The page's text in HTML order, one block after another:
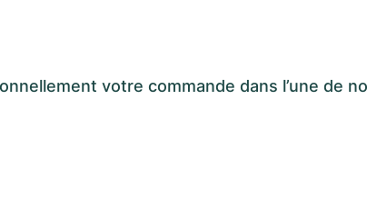
votre commande dans l’une de